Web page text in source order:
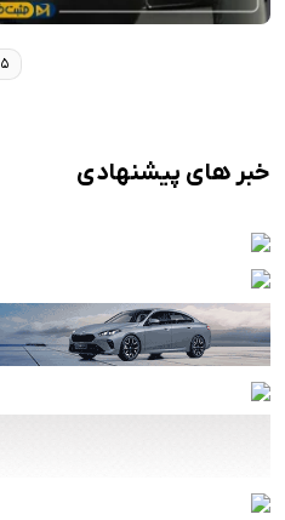
5 از 1 رای
خبر های پیشنهادی